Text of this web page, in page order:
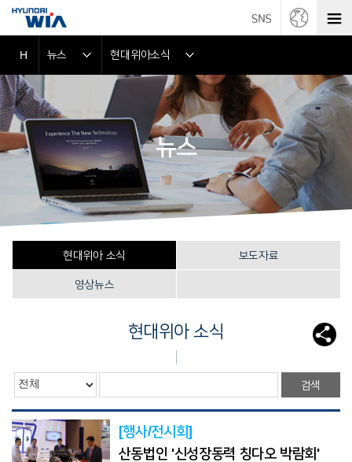
뉴스
H 뉴스 현대위아소식
현대위아 소식 보도자료
영상뉴스
현대위아 소식
검색
[행사/전시회]
산동법인 '신성장동력 칭다오 박람회'